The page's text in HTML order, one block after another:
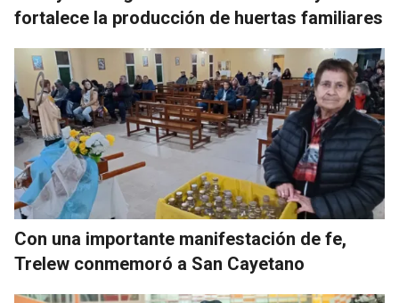
fortalece la producción de huertas familiares
Con una importante manifestación de fe,
Trelew conmemoró a San Cayetano